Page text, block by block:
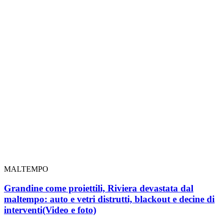
MALTEMPO
Grandine come proiettili, Riviera devastata dal
maltempo: auto e vetri distrutti, blackout e decine di
interventi(Video e foto)